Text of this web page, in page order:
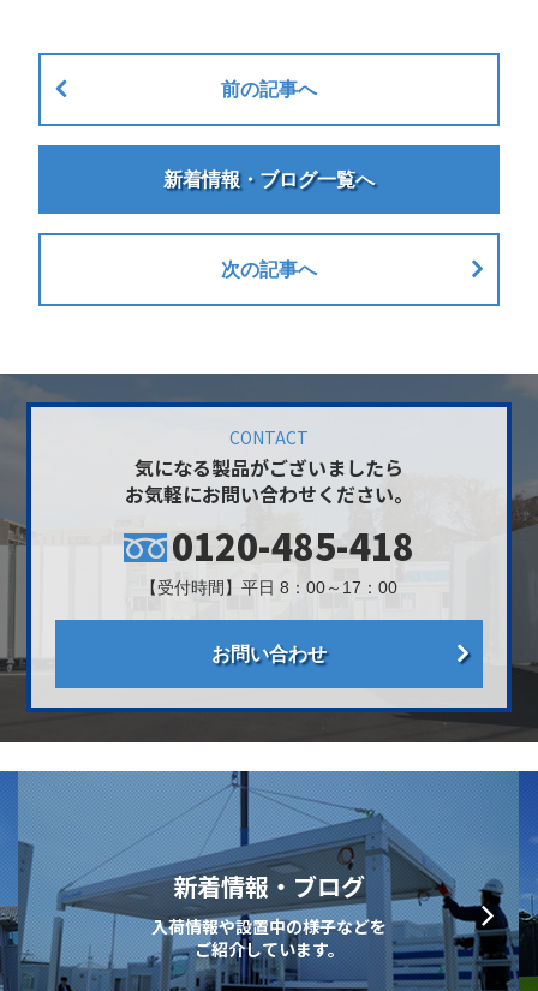
前の記事へ
新着情報・ブログ一覧へ
次の記事へ
CONTACT
気になる製品がございましたら
お気軽にお問い合わせください。
0120-485-418
【受付時間】平日 8：00～17：00
お問い合わせ
新着情報・ブログ
入荷情報や設置中の様子などを
ご紹介しています。